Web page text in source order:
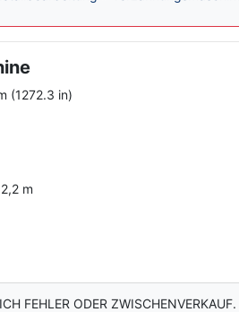
(1272.3 in)
m
FEHLER ODER ZWISCHENVERKAUF.